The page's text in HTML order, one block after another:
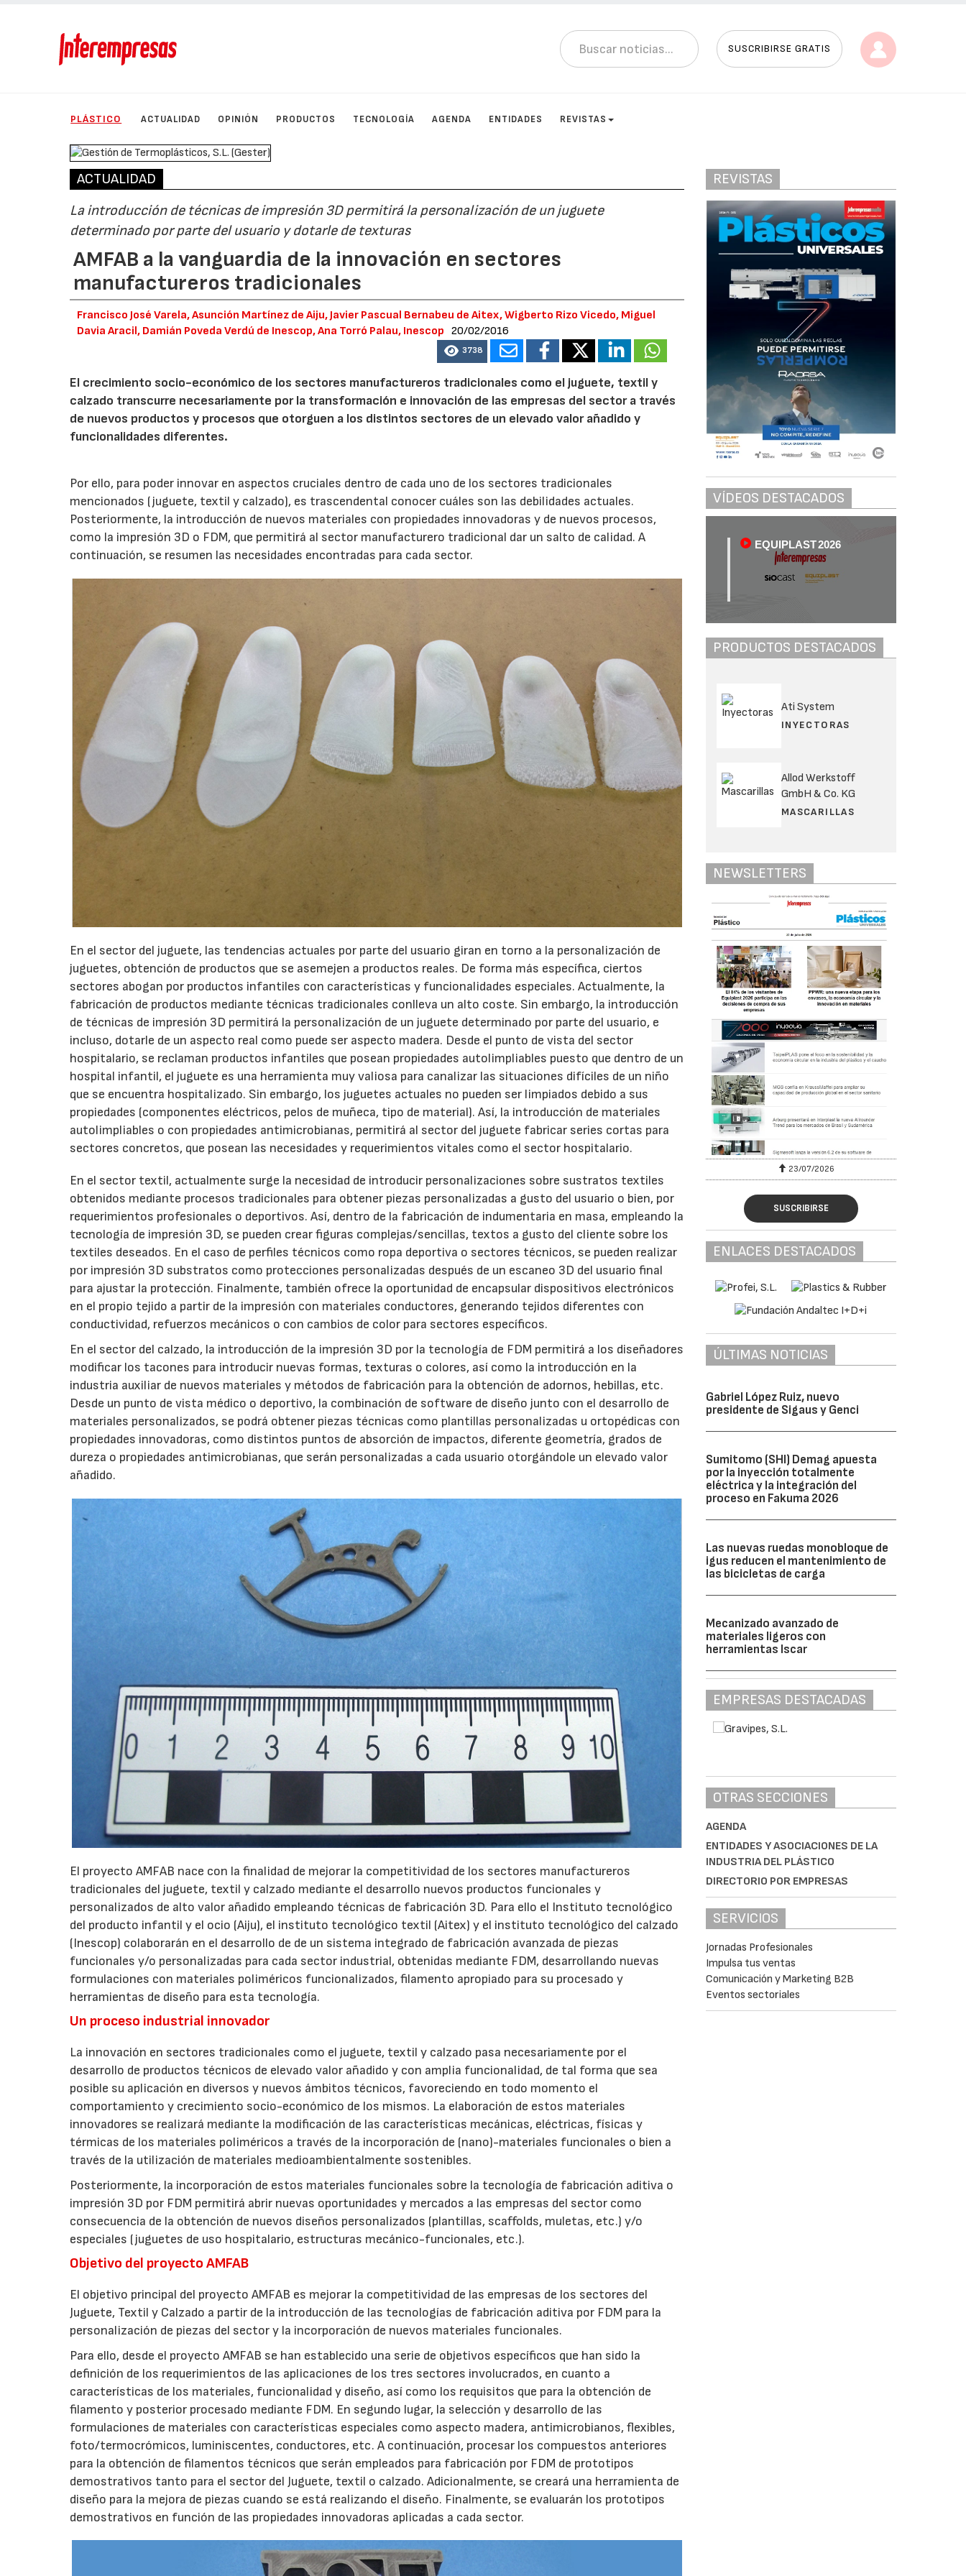
SUSCRIBIRSE GRATIS
PLÁSTICO ACTUALIDAD OPINIÓN PRODUCTOS TECNOLOGÍA AGENDA ENTIDADES REVISTAS
ACTUALIDAD
La introducción de técnicas de impresión 3D permitirá la personalización de un juguete
determinado por parte del usuario y dotarle de texturas
AMFAB a la vanguardia de la innovación en sectores
manufactureros tradicionales
Francisco José Varela, Asunción Martínez de Aiju, Javier Pascual Bernabeu de Aitex, Wigberto Rizo Vicedo, Miguel
Davia Aracil, Damián Poveda Verdú de Inescop, Ana Torró Palau, Inescop 20/02/2016
3738
El crecimiento socio-económico de los sectores manufactureros tradicionales como el juguete, textil y
calzado transcurre necesariamente por la transformación e innovación de las empresas del sector a través
de nuevos productos y procesos que otorguen a los distintos sectores de un elevado valor añadido y
funcionalidades diferentes.
Por ello, para poder innovar en aspectos cruciales dentro de cada uno de los sectores tradicionales
mencionados (juguete, textil y calzado), es trascendental conocer cuáles son las debilidades actuales.
Posteriormente, la introducción de nuevos materiales con propiedades innovadoras y de nuevos procesos,
como la impresión 3D o FDM, que permitirá al sector manufacturero tradicional dar un salto de calidad. A
continuación, se resumen las necesidades encontradas para cada sector.
En el sector del juguete, las tendencias actuales por parte del usuario giran en torno a la personalización de
juguetes, obtención de productos que se asemejen a productos reales. De forma más específica, ciertos
sectores abogan por productos infantiles con características y funcionalidades especiales. Actualmente, la
fabricación de productos mediante técnicas tradicionales conlleva un alto coste. Sin embargo, la introducción
de técnicas de impresión 3D permitirá la personalización de un juguete determinado por parte del usuario, e
incluso, dotarle de un aspecto real como puede ser aspecto madera. Desde el punto de vista del sector
hospitalario, se reclaman productos infantiles que posean propiedades autolimpliables puesto que dentro de un
hospital infantil, el juguete es una herramienta muy valiosa para canalizar las situaciones difíciles de un niño
que se encuentra hospitalizado. Sin embargo, los juguetes actuales no pueden ser limpiados debido a sus
propiedades (componentes eléctricos, pelos de muñeca, tipo de material). Así, la introducción de materiales
autolimpliables o con propiedades antimicrobianas, permitirá al sector del juguete fabricar series cortas para
sectores concretos, que posean las necesidades y requerimientos vitales como el sector hospitalario.
En el sector textil, actualmente surge la necesidad de introducir personalizaciones sobre sustratos textiles
obtenidos mediante procesos tradicionales para obtener piezas personalizadas a gusto del usuario o bien, por
requerimientos profesionales o deportivos. Así, dentro de la fabricación de indumentaria en masa, empleando la
tecnología de impresión 3D, se pueden crear figuras complejas/sencillas, textos a gusto del cliente sobre los
textiles deseados. En el caso de perfiles técnicos como ropa deportiva o sectores técnicos, se pueden realizar
por impresión 3D substratos como protecciones personalizadas después de un escaneo 3D del usuario final
para ajustar la protección. Finalmente, también ofrece la oportunidad de encapsular dispositivos electrónicos
en el propio tejido a partir de la impresión con materiales conductores, generando tejidos diferentes con
conductividad, refuerzos mecánicos o con cambios de color para sectores específicos.
En el sector del calzado, la introducción de la impresión 3D por la tecnología de FDM permitirá a los diseñadores
modificar los tacones para introducir nuevas formas, texturas o colores, así como la introducción en la
industria auxiliar de nuevos materiales y métodos de fabricación para la obtención de adornos, hebillas, etc.
Desde un punto de vista médico o deportivo, la combinación de software de diseño junto con el desarrollo de
materiales personalizados, se podrá obtener piezas técnicas como plantillas personalizadas u ortopédicas con
propiedades innovadoras, como distintos puntos de absorción de impactos, diferente geometría, grados de
dureza o propiedades antimicrobianas, que serán personalizadas a cada usuario otorgándole un elevado valor
añadido.
El proyecto AMFAB nace con la finalidad de mejorar la competitividad de los sectores manufactureros
tradicionales del juguete, textil y calzado mediante el desarrollo nuevos productos funcionales y
personalizados de alto valor añadido empleando técnicas de fabricación 3D. Para ello el Instituto tecnológico
del producto infantil y el ocio (Aiju), el instituto tecnológico textil (Aitex) y el instituto tecnológico del calzado
(Inescop) colaborarán en el desarrollo de de un sistema integrado de fabricación avanzada de piezas
funcionales y/o personalizadas para cada sector industrial, obtenidas mediante FDM, desarrollando nuevas
formulaciones con materiales poliméricos funcionalizados, filamento apropiado para su procesado y
herramientas de diseño para esta tecnología.
Un proceso industrial innovador
La innovación en sectores tradicionales como el juguete, textil y calzado pasa necesariamente por el
desarrollo de productos técnicos de elevado valor añadido y con amplia funcionalidad, de tal forma que sea
posible su aplicación en diversos y nuevos ámbitos técnicos, favoreciendo en todo momento el
comportamiento y crecimiento socio-económico de los mismos. La elaboración de estos materiales
innovadores se realizará mediante la modificación de las características mecánicas, eléctricas, físicas y
térmicas de los materiales poliméricos a través de la incorporación de (nano)-materiales funcionales o bien a
través de la utilización de materiales medioambientalmente sostenibles.
Posteriormente, la incorporación de estos materiales funcionales sobre la tecnología de fabricación aditiva o
impresión 3D por FDM permitirá abrir nuevas oportunidades y mercados a las empresas del sector como
consecuencia de la obtención de nuevos diseños personalizados (plantillas, scaffolds, muletas, etc.) y/o
especiales (juguetes de uso hospitalario, estructuras mecánico-funcionales, etc.).
Objetivo del proyecto AMFAB
El objetivo principal del proyecto AMFAB es mejorar la competitividad de las empresas de los sectores del
Juguete, Textil y Calzado a partir de la introducción de las tecnologías de fabricación aditiva por FDM para la
personalización de piezas del sector y la incorporación de nuevos materiales funcionales.
Para ello, desde el proyecto AMFAB se han establecido una serie de objetivos específicos que han sido la
definición de los requerimientos de las aplicaciones de los tres sectores involucrados, en cuanto a
características de los materiales, funcionalidad y diseño, así como los requisitos que para la obtención de
filamento y posterior procesado mediante FDM. En segundo lugar, la selección y desarrollo de las
formulaciones de materiales con características especiales como aspecto madera, antimicrobianos, flexibles,
foto/termocrómicos, luminiscentes, conductores, etc. A continuación, procesar los compuestos anteriores
para la obtención de filamentos técnicos que serán empleados para fabricación por FDM de prototipos
demostrativos tanto para el sector del Juguete, textil o calzado. Adicionalmente, se creará una herramienta de
diseño para la mejora de piezas cuando se está realizando el diseño. Finalmente, se evaluarán los prototipos
demostrativos en función de las propiedades innovadoras aplicadas a cada sector.
REVISTAS
VÍDEOS DESTACADOS
EQUIPLAST 2026
PRODUCTOS DESTACADOS
Ati System
INYECTORAS
Allod Werkstoff
GmbH & Co. KG
MASCARILLAS
NEWSLETTERS
23/07/2026
SUSCRIBIRSE
ENLACES DESTACADOS
ÚLTIMAS NOTICIAS
Gabriel López Ruiz, nuevo
presidente de Sigaus y Genci
Sumitomo (SHI) Demag apuesta
por la inyección totalmente
eléctrica y la integración del
proceso en Fakuma 2026
Las nuevas ruedas monobloque de
igus reducen el mantenimiento de
las bicicletas de carga
Mecanizado avanzado de
materiales ligeros con
herramientas Iscar
EMPRESAS DESTACADAS
OTRAS SECCIONES
AGENDA
ENTIDADES Y ASOCIACIONES DE LA
INDUSTRIA DEL PLÁSTICO
DIRECTORIO POR EMPRESAS
SERVICIOS
Jornadas Profesionales
Impulsa tus ventas
Comunicación y Marketing B2B
Eventos sectoriales